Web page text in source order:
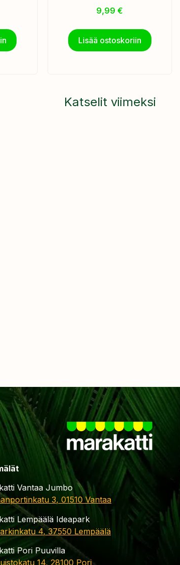
9,99€
Lisää ostoskoriin
Katselit viimeksi
Vantaa Jumbo
3, 01510 Vantaa
Lempäälä Ideapark
4, 37550 Lempäälä
Pori Puuvilla
14, 28100 Pori